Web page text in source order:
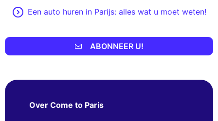
Een auto huren in Parijs: alles wat u moet weten!
ABONNEER U!
Over Come to Paris